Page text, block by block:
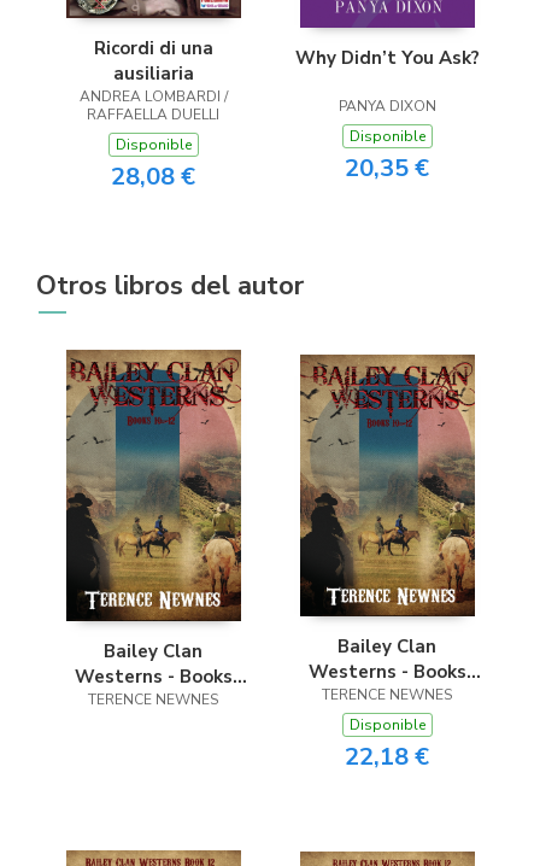
Ricordi di una
ausiliaria
ANDREA LOMBARDI /
RAFFAELLA DUELLI
Disponible
28,08 €
Why Didn’t You Ask?
PANYA DIXON
Disponible
20,35 €
Otros libros del autor
Bailey Clan
Westerns - Books
10-12
TERENCE NEWNES
Bailey Clan
Westerns - Books
10-12
TERENCE NEWNES
Disponible
22,18 €